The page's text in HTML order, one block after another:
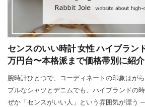
センスのいい時計 女性 ハイブラン
万円台〜本格派まで価格帯別に紹介
腕時計ひとつで、コーディネートの印象はが
プルなシャツとデニムでも、ハイブランドの
ぜか「センスがいい人」という雰囲気が漂う